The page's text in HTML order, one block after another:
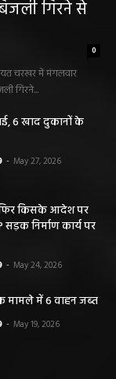
गिरने से
0
चरखर में मंगलवार
गिरने...
6 खाद दुकानों के
- May 27, 2026
फिर किसके आदेश पर
निर्माण कार्य पर
- May 24, 2026
मामले में 6 वाहन जब्त
- May 19, 2026